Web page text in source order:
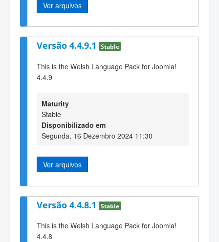
Ver arquivos
Versão 4.4.9.1 Stable
This is the Welsh Language Pack for Joomla!
4.4.9
Maturity
Stable
Disponibilizado em
Segunda, 16 Dezembro 2024 11:30
Ver arquivos
Versão 4.4.8.1 Stable
This is the Welsh Language Pack for Joomla!
4.4.8